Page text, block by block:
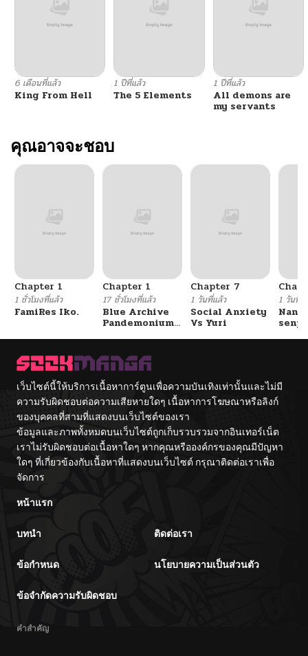
6 เดือนที่แล้ว
King From Hell
1 ปีที่แล้ว
The 5 Elements
1 ปีที่แล้ว
All demons are
my servants
คุณอาจจะชอบ
Chapter 1
1 ชั่วโมงที่แล้ว
FamiRes Iko.
Chapter 1
17 ชั่วโมงที่แล้ว
Blue Archive
Pandemonium
Chapter 7
1 วันที่แล้ว
Social Anxiety
Vs Yuri
1 วันที่แ
เว็บไซต์นี้ให้บริการเนื้อหาการ์ตูนเพื่อความบันเทิงเท่านั้นและไม่มี
ความรับผิดชอบต่อความเสียหายใดๆ เนื้อหาการโฆษณาหรือลิงก์
ของบุคคลที่สามที่แสดงบนเว็บไซต์ของเรา
ข้อมูลและภาพทั้งหมดบนเว็บไซต์ถูกเก็บรวบรวมจากอินเทอร์เน็ต
เราไม่รับผิดชอบต่อเนื้อหาใดๆ หากคุณหรือองค์กรของคุณมีปัญหา
ใดๆ ที่เกี่ยวข้องกับเนื้อหาที่แสดงบนเว็บไซต์ กรุณาติดต่อเราเพื่อ
จัดการ
หน้าแรก
บทนำ ติดต่อเรา
ข้อกำหนด นโยบายความเป็นส่วนตัว
ข้อจำกัดความรับผิดชอบ
คำสำคัญ